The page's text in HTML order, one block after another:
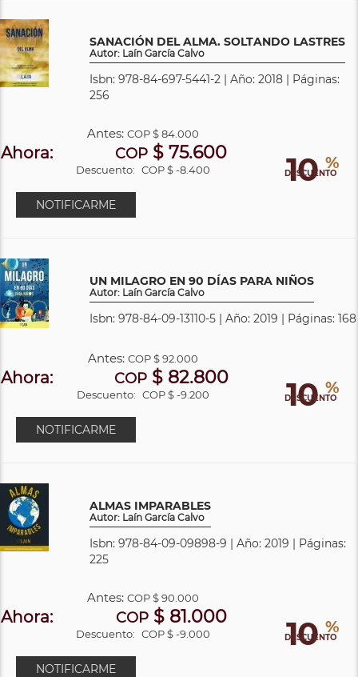
SANACIÓN DEL ALMA. SOLTANDO LASTRES
Autor: Laín García Calvo
Isbn: 978-84-697-5441-2 | Año: 2018 | Páginas:
256
10 %
DESCUENTO
Antes:COP$ 84.000
Ahora: COP $ 75.600
Descuento: COP $ -8.400
NOTIFICARME
UN MILAGRO EN 90 DÍAS PARA NIÑOS
Autor: Laín García Calvo
Isbn: 978-84-09-13110-5 | Año: 2019 | Páginas: 168
10 %
DESCUENTO
Antes:COP$ 92.000
Ahora: COP$ 82.800
Descuento: COP $ -9.200
NOTIFICARME
ALMAS IMPARABLES
Autor: Laín García Calvo
Isbn: 978-84-09-09898-9 | Año: 2019 | Páginas:
225
10 %
DESCUENTO
Antes:COP$ 90.000
Ahora: COP$ 81.000
Descuento: COP $ -9.000
NOTIFICARME